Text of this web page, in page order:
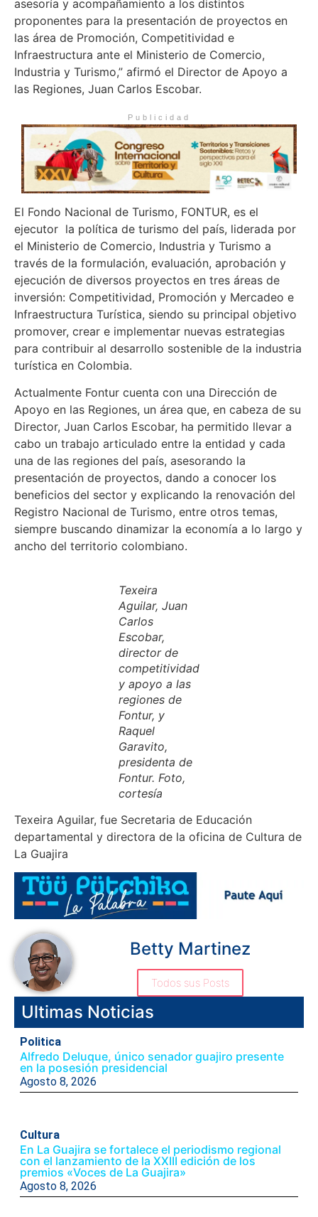
asesoría y acompañamiento a los distintos
proponentes para la presentación de proyectos en
las área de Promoción, Competitividad e
Infraestructura ante el Ministerio de Comercio,
Industria y Turismo,” afirmó el Director de Apoyo a
las Regiones, Juan Carlos Escobar.
Publicidad
El Fondo Nacional de Turismo, FONTUR, es el
ejecutor la política de turismo del país, liderada por
el Ministerio de Comercio, Industria y Turismo a
través de la formulación, evaluación, aprobación y
ejecución de diversos proyectos en tres áreas de
inversión: Competitividad, Promoción y Mercadeo e
Infraestructura Turística, siendo su principal objetivo
promover, crear e implementar nuevas estrategias
para contribuir al desarrollo sostenible de la industria
turística en Colombia.
Actualmente Fontur cuenta con una Dirección de
Apoyo en las Regiones, un área que, en cabeza de su
Director, Juan Carlos Escobar, ha permitido llevar a
cabo un trabajo articulado entre la entidad y cada
una de las regiones del país, asesorando la
presentación de proyectos, dando a conocer los
beneficios del sector y explicando la renovación del
Registro Nacional de Turismo, entre otros temas,
siempre buscando dinamizar la economía a lo largo y
ancho del territorio colombiano.
Texeira
Aguilar, Juan
Carlos
Escobar,
director de
competitividad
y apoyo a las
regiones de
Fontur, y
Raquel
Garavito,
presidenta de
Fontur. Foto,
cortesía
Texeira Aguilar, fue Secretaria de Educación
departamental y directora de la oficina de Cultura de
La Guajira
Betty Martinez
Todos sus Posts
Ultimas Noticias
Politica
Alfredo Deluque, único senador guajiro presente
en la posesión presidencial
Agosto 8, 2026
Cultura
En La Guajira se fortalece el periodismo regional
con el lanzamiento de la XXIII edición de los
premios «Voces de La Guajira»
Agosto 8, 2026